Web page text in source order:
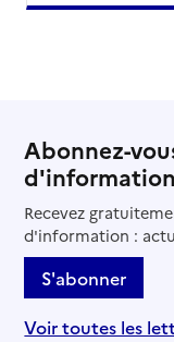
Abonnez-
d'information
Recevez
d'information :
S'abonner
Voir toutes les